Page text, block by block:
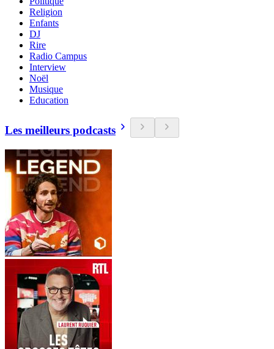
Religion
Enfants
DJ
Rire
Radio Campus
Interview
Noël
Musique
Education
Les meilleurs podcasts